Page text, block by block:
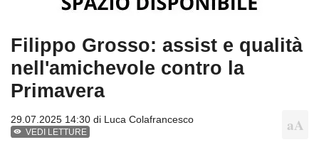
Filippo Grosso: assist e qualità
nell'amichevole contro la
Primavera
29.07.2025 14:30 di Luca Colafrancesco
VEDI LETTURE